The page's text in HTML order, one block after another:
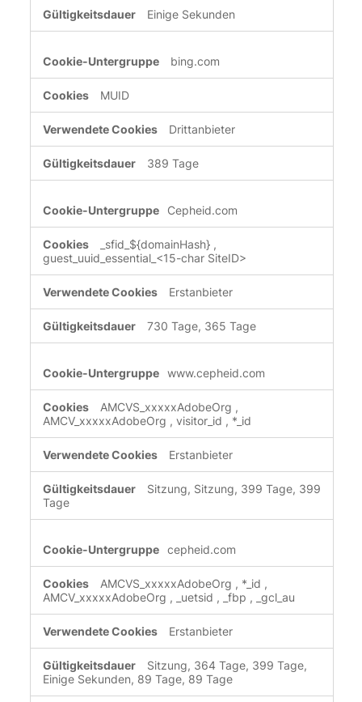
Einige Sekunden
bing.com
MUID
Drittanbieter
389 Tage
Cepheid.com
_sfid_${domainHash} ,
guest_uuid_essential_<15-char SiteID>
Erstanbieter
730 Tage, 365 Tage
www.cepheid.com
AMCVS_xxxxxAdobeOrg ,
AMCV_xxxxxAdobeOrg , visitor_id , *_id
Erstanbieter
Sitzung, Sitzung, 399 Tage, 399
Tage
cepheid.com
AMCVS_xxxxxAdobeOrg , *_id ,
AMCV_xxxxxAdobeOrg , _uetsid , _fbp , _gcl_au
Erstanbieter
Sitzung, 364 Tage, 399 Tage,
Einige Sekunden, 89 Tage, 89 Tage